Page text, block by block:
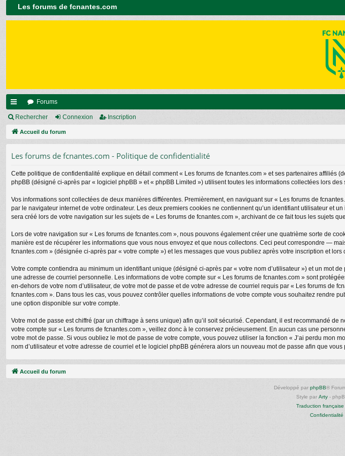
Les forums de fcnantes.com
ac
co
Forums
Rechercher Connexion Inscription
Accueil du forum
Les forums de fcnantes.com - Politique de confidentialité
Cette politique de confidentialité explique en détail comment « Les forums de fcnantes.com » et ses partenaires affiliés
phpBB (désigné ci-après par « logiciel phpBB » et « phpBB Limited ») utilisent toutes les informations collectées lors
Vos informations sont collectées de deux manières différentes. Premièrement, en naviguant sur « Les forums de
par le navigateur internet de votre ordinateur. Les deux premiers cookies ne contiennent qu’un identifiant utilisateur et
sera créé lors de votre navigation sur les sujets de « Les forums de fcnantes.com », archivant de ce fait tous les sujets
Lors de votre navigation sur « Les forums de fcnantes.com », nous pouvons également créer une quatrième sorte de
manière est de récupérer les informations que vous nous envoyez et que nous collectons. Ceci peut correspondre —
fcnantes.com » (désignée ci-après par « votre compte ») et les messages que vous publiez après votre inscription et
Votre compte contiendra au minimum un identifiant unique (désigné ci-après par « votre nom d’utilisateur ») et un mot
une adresse de courriel personnelle. Les informations de votre compte sur « Les forums de fcnantes.com » sont
en-dehors de votre nom d’utilisateur, de votre mot de passe et de votre adresse de courriel requis par « Les forums de
fcnantes.com ». Dans tous les cas, vous pouvez contrôler quelles informations de votre compte vous souhaitez
une option disponible sur votre compte.
Votre mot de passe est chiffré (par un chiffrage à sens unique) afin qu’il soit sécurisé. Cependant, il est recommandé
votre compte sur « Les forums de fcnantes.com », veillez donc à le conservez précieusement. En aucun cas une
votre mot de passe. Si vous oubliez le mot de passe de votre compte, vous pouvez utiliser la fonction « J’ai perdu
nom d’utilisateur et votre adresse de courriel et le logiciel phpBB générera alors un nouveau mot de passe afin que
Accueil du forum
Développé par phpBB®
Style par Arty -
Traduction française
Confidentialité